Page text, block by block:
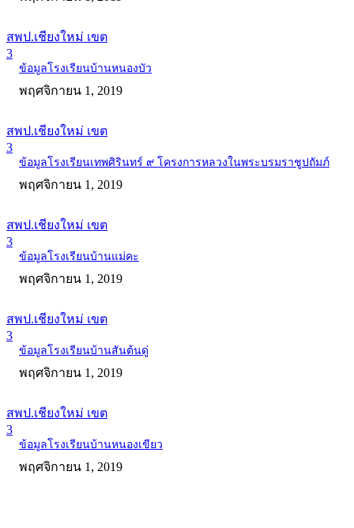
สพป.เชียงใหม่ เขต
3
ข้อมูลโรงเรียนบ้านหนองบัว
พฤศจิกายน 1, 2019
สพป.เชียงใหม่ เขต
3
ข้อมูลโรงเรียนเทพศิรินทร์ ๙ โครงการหลวงในพระบรมราชูปถัมภ์
พฤศจิกายน 1, 2019
สพป.เชียงใหม่ เขต
3
ข้อมูลโรงเรียนบ้านแม่คะ
พฤศจิกายน 1, 2019
สพป.เชียงใหม่ เขต
3
ข้อมูลโรงเรียนบ้านสันต้นดู่
พฤศจิกายน 1, 2019
สพป.เชียงใหม่ เขต
3
ข้อมูลโรงเรียนบ้านหนองเขียว
พฤศจิกายน 1, 2019